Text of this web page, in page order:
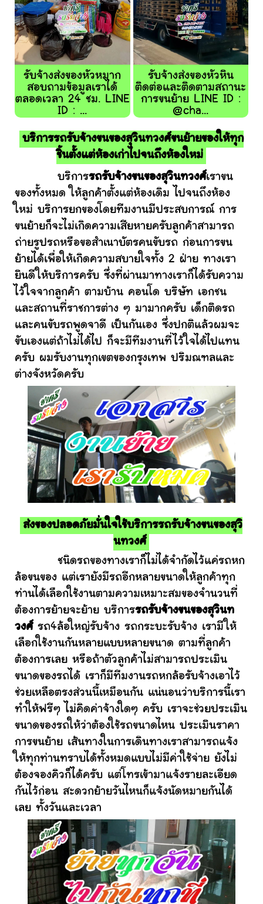
รับจ้างส่งของหัวหมาก
สอบถามข้อมูลเราได้
ตลอดเวลา 24 ชม. LINE
ID : ...
รับจ้างส่งของหัวหิน
ติดต่อและติดตามสถานะ
การขนย้าย LINE ID :
@cha...
บริการรถรับจ้างขนของสุวินทวงศ์ขนย้ายของให้ทุก
ชิ้นตั้งแต่ห้องเก่าไปจนถึงห้องใหม่
บริการรถรับจ้างขนของสุวินทวงศ์เราขน
ของทั้งหมด ให้ลูกค้าตั้งแต่ห้องเดิม ไปจนถึงห้อง
ใหม่ บริการยกของโดยทีมงานมีประสบการณ์ การ
ขนย้ายก็จะไม่เกิดความเสียหายครับลูกค้าสามารถ
ถ่ายรูปรถหรือขอสำเนาบัตรคนขับรถ ก่อนการขน
ย้ายได้เพื่อให้เกิดความสบายใจทั้ง 2 ฝ่าย ทางเรา
ยินดีให้บริการครับ ซึ่งที่ผ่านมาทางเราก็ได้รับความ
ไว้ใจจากลูกค้า ตามบ้าน คอนโด บริษัท เอกชน
และสถานที่ราชการต่าง ๆ มามากครับ เด็กติดรถ
และคนขับรถพูดจาดี เป็นกันเอง ซึ่งปกติแล้วผมจะ
ขับเองแต่ถ้าไม่ได้ไป ก็จะมีทีมงานที่ไว้ใจได้ไปแทน
ครับ ผมรับงานทุกเขตของกรุงเทพ ปริมณฑลและ
ต่างจังหวัดครับ
ส่งของปลอดภัยมั่นใจใช้บริการรถรับจ้างขนของสุวิ
นทวงศ์
ชนิดรถของทางเราก็ไม่ได้จำกัดไว้แค่รถหก
ล้อขนของ แต่เรายังมีรถอีกหลายขนาดให้ลูกค้าทุก
ท่านได้เลือกใช้งานตามความเหมาะสมของจำนวนที่
ต้องการย้ายจะย้าย บริการรถรับจ้างขนของสุวินท
วงศ์รถ4ล้อใหญ่รับจ้าง รถกระบะรับจ้าง เรามีให้
เลือกใช้งานกันหลายแบบหลายขนาด ตามที่ลูกค้า
ต้องการเลย หรือถ้าตัวลูกค้าไม่สามารถประเมิน
ขนาดของรถได้ เราก็มีทีมงานรถหกล้อรับจ้างเอาไว้
ช่วยเหลือตรงส่วนนี้เหมือนกัน แน่นอนว่าบริการนี้เรา
ทำให้ฟรีๆ ไม่คิดค่าจ้างใดๆ ครับ เราจะช่วยประเมิน
ขนาดของรถให้ว่าต้องใช้รถขนาดไหน ประเมินราคา
การขนย้าย เส้นทางในการเดินทางเราสามารถแจ้ง
ให้ทุกท่านทราบได้ทั้งหมดแบบไม่มีค่าใช้จ่าย ยังไม่
ต้องจองคิวก็ได้ครับ แต่โทรเข้ามาแจ้งรายละเอียด
กันไว้ก่อน สะดวกย้ายวันไหนก็แจ้งนัดหมายกันได้
เลย ทั้งวันและเวลา